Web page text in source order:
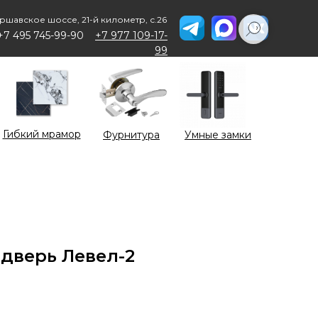
+7 977 109-17-
99
шоссе, 21-й километр, с.26
495 745-99-90
Умные замки
Фурнитура
Гибкий мрамор
Левел-2